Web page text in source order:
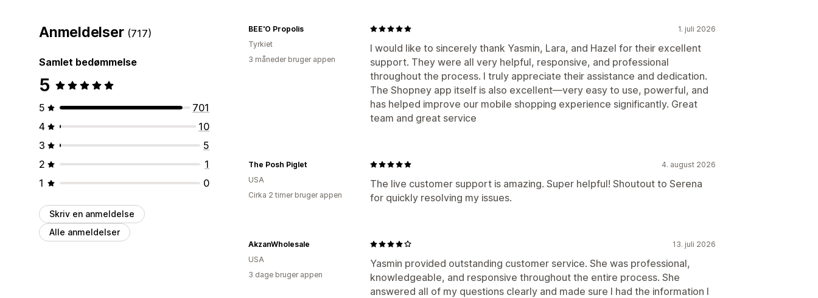
Anmeldelser (717)
Samlet bedømmelse
5
5
701
4
10
3
5
2
1
1
0
Skriv en anmeldelse
Alle anmeldelser
1. juli 2026
I would like to sincerely thank Yasmin, Lara, and Hazel for their excellent
support. They were all very helpful, responsive, and professional
throughout the process. I truly appreciate their assistance and dedication.
The Shopney app itself is also excellent—very easy to use, powerful, and
has helped improve our mobile shopping experience significantly. Great
team and great service
BEE'O Propolis
Tyrkiet
3 måneder bruger appen
4. august 2026
The live customer support is amazing. Super helpful! Shoutout to Serena
for quickly resolving my issues.
The Posh Piglet
USA
Cirka 2 timer bruger appen
13. juli 2026
Yasmin provided outstanding customer service. She was professional,
knowledgeable, and responsive throughout the entire process. She
answered all of my questions clearly and made sure I had the information I
AkzanWholesale
USA
3 dage bruger appen